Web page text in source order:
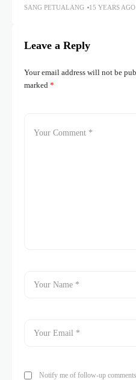
SANG PETUALANG 15 YEARS AGO
Leave a Reply
Your email address will not be
marked *
Notify me of follow-up